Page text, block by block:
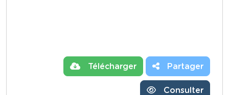
Télécharger Partager
Consulter